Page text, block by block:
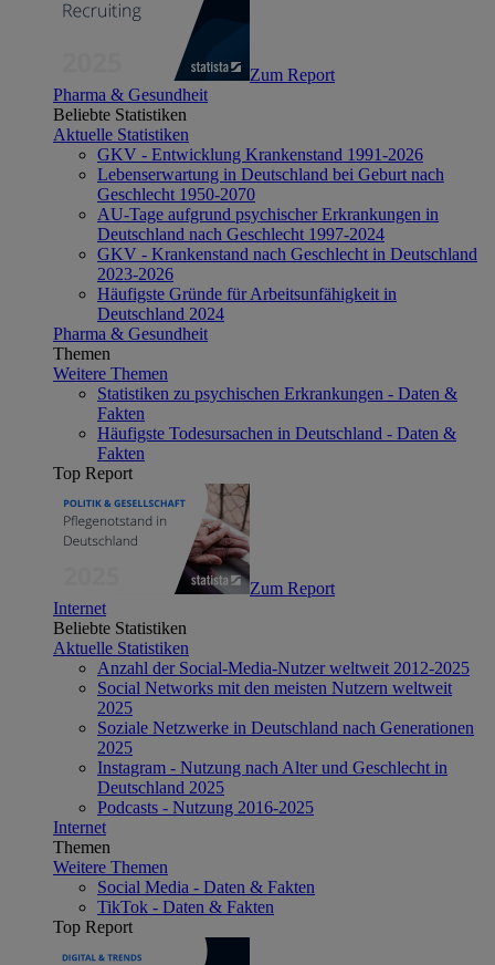
Zum Report
Pharma & Gesundheit
Beliebte Statistiken
Aktuelle Statistiken
GKV - Entwicklung Krankenstand 1991-2026
Lebenserwartung in Deutschland bei Geburt nach
Geschlecht 1950-2070
AU-Tage aufgrund psychischer Erkrankungen in
Deutschland nach Geschlecht 1997-2024
GKV - Krankenstand nach Geschlecht in Deutschland
2023-2026
Häufigste Gründe für Arbeitsunfähigkeit in
Deutschland 2024
Pharma & Gesundheit
Themen
Weitere Themen
Statistiken zu psychischen Erkrankungen - Daten &
Fakten
Häufigste Todesursachen in Deutschland - Daten &
Fakten
Top Report
Zum Report
Internet
Beliebte Statistiken
Aktuelle Statistiken
Anzahl der Social-Media-Nutzer weltweit 2012-2025
Social Networks mit den meisten Nutzern weltweit
2025
Soziale Netzwerke in Deutschland nach Generationen
2025
Instagram - Nutzung nach Alter und Geschlecht in
Deutschland 2025
Podcasts - Nutzung 2016-2025
Internet
Themen
Weitere Themen
Social Media - Daten & Fakten
TikTok - Daten & Fakten
Top Report